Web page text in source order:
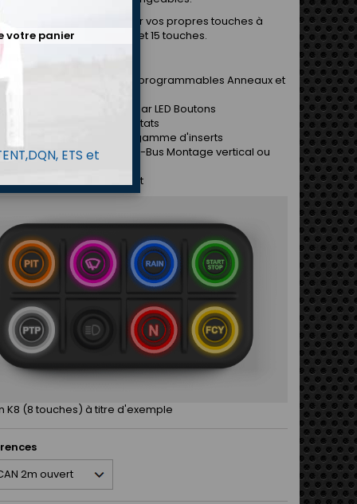
vous permettront d'avoir vos propres touches à
main. Disponibles en 6, 8 et 15 touches.
principales :
reconfigurables LED RVB programmables Anneaux et
et icônes rétroéclairés par LED Boutons
à bascule et multiétats
de clignotement Large gamme d'inserts
avec le système CAN-Bus Montage vertical ou
de rétablissement de l'état
K8 (8 touches) à titre d'exemple
votre panier
ETS et